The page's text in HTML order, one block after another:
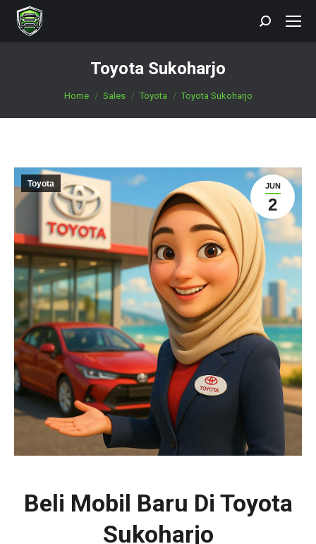
Search:
Toyota Sukoharjo
You are here:
Home Sales Toyota Toyota Sukoharjo
JUN
2
Toyota
Beli Mobil Baru Di Toyota
Sukoharjo